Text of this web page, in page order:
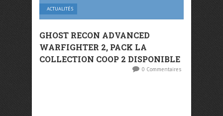
ACTUALITÉS
GHOST RECON ADVANCED
WARFIGHTER 2, PACK LA
COLLECTION COOP 2 DISPONIBLE
0 Commentaires